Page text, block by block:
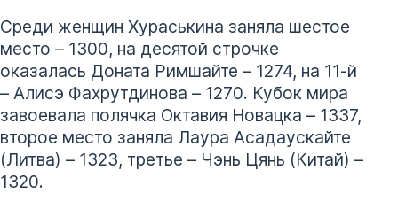
Среди женщин Хураськина заняла шестое
место – 1300, на десятой строчке
оказалась Доната Римшайте – 1274, на 11-й
– Алисэ Фахрутдинова – 1270. Кубок мира
завоевала полячка Октавия Новацка – 1337,
второе место заняла Лаура Асадаускайте
(Литва) – 1323, третье – Чэнь Цянь (Китай) –
1320.